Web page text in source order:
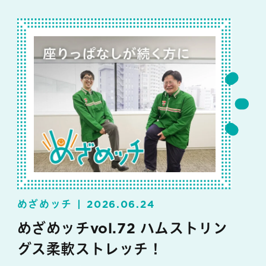
めざめッチ 2026.06.24
めざめッチvol.72 ハムストリン
グス柔軟ストレッチ！